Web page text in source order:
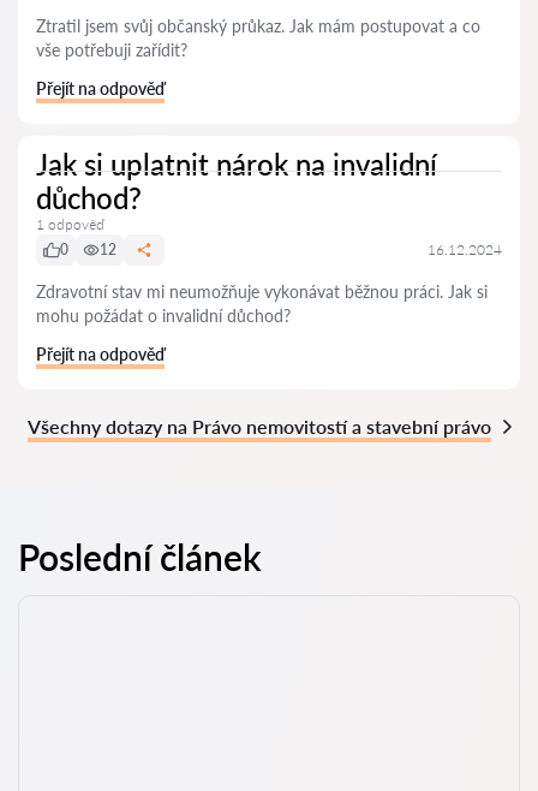
Ztratil jsem svůj občanský průkaz. Jak mám postupovat a co
vše potřebuji zařídit?
Přejít na odpověď
Jak si uplatnit nárok na invalidní
důchod?
1 odpověď
0
12 16.12.2024
Zdravotní stav mi neumožňuje vykonávat běžnou práci. Jak si
mohu požádat o invalidní důchod?
Přejít na odpověď
Všechny dotazy na Právo nemovitostí a stavební právo
Poslední článek